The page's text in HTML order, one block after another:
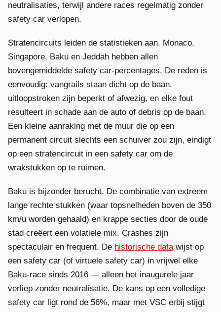
neutralisaties, terwijl andere races regelmatig zonder
safety car verlopen.
Stratencircuits leiden de statistieken aan. Monaco,
Singapore, Baku en Jeddah hebben allen
bovengemiddelde safety car-percentages. De reden is
eenvoudig: vangrails staan dicht op de baan,
uitloopstroken zijn beperkt of afwezig, en elke fout
resulteert in schade aan de auto of debris op de baan.
Een kleine aanraking met de muur die op een
permanent circuit slechts een schuiver zou zijn, eindigt
op een stratencircuit in een safety car om de
wrakstukken op te ruimen.
Baku is bijzonder berucht. De combinatie van extreem
lange rechte stukken (waar topsnelheden boven de 350
km/u worden gehaald) en krappe secties door de oude
stad creëert een volatiele mix. Crashes zijn
spectaculair en frequent. De historische datawijst op
een safety car (of virtuele safety car) in vrijwel elke
Baku-race sinds 2016 — alleen het inaugurele jaar
verliep zonder neutralisatie. De kans op een volledige
safety car ligt rond de 56%, maar met VSC erbij stijgt